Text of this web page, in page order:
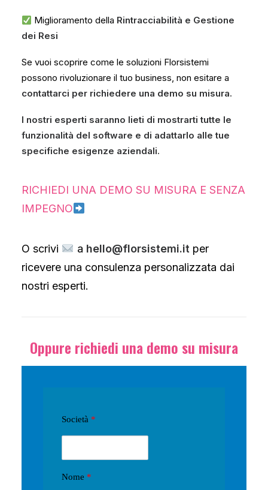
Miglioramento della Rintracciabilità e Gestione
dei Resi
Se vuoi scoprire come le soluzioni Florsistemi
possono rivoluzionare il tuo business, non esitare a
contattarci per richiedere una demo su misura.
I nostri esperti saranno lieti di mostrarti tutte le
funzionalità del software e di adattarlo alle tue
specifiche esigenze aziendali.
RICHIEDI UNA DEMO SU MISURA E SENZA
IMPEGNO
O scrivi ​ a hello@florsistemi.it per
ricevere una consulenza personalizzata dai
nostri esperti.
Oppure richiedi una demo su misura
Società *
Nome *